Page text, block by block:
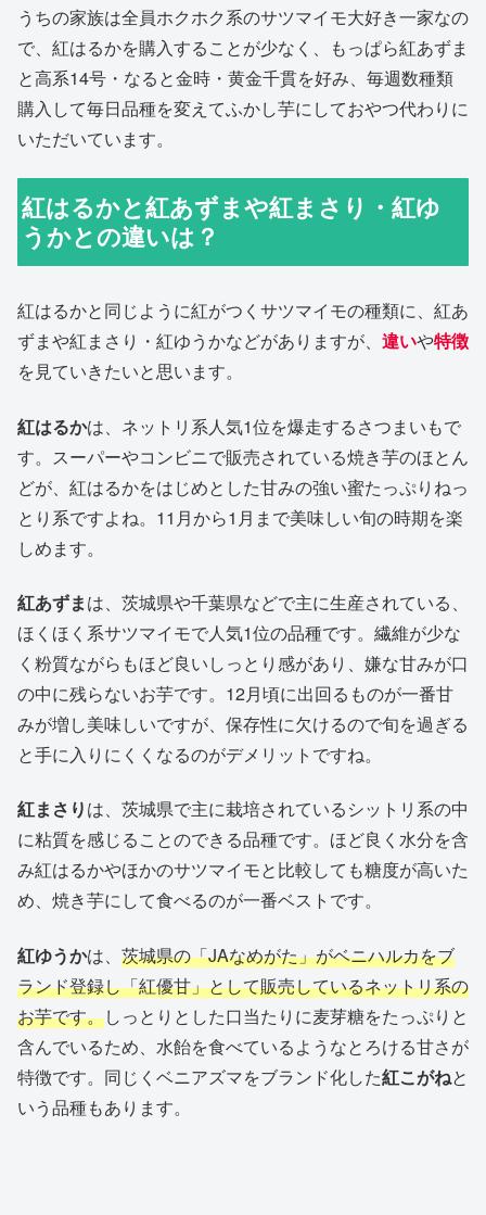
うちの家族は全員ホクホク系のサツマイモ大好き一家なの
で、紅はるかを購入することが少なく、もっぱら紅あずま
と高系14号・なると金時・黄金千貫を好み、毎週数種類
購入して毎日品種を変えてふかし芋にしておやつ代わりに
いただいています。
紅はるかと紅あずまや紅まさり・紅ゆ
うかとの違いは？
紅はるかと同じように紅がつくサツマイモの種類に、紅あ
ずまや紅まさり・紅ゆうかなどがありますが、 違いや特徴
を見ていきたいと思います。
紅はるかは、ネットリ系人気1位を爆走するさつまいもで
す。スーパーやコンビニで販売されている焼き芋のほとん
どが、紅はるかをはじめとした甘みの強い蜜たっぷりねっ
とり系ですよね。11月から1月まで美味しい旬の時期を楽
しめます。
紅あずまは、茨城県や千葉県などで主に生産されている、
ほくほく系サツマイモで人気1位の品種です。繊維が少な
く粉質ながらもほど良いしっとり感があり、嫌な甘みが口
の中に残らないお芋です。12月頃に出回るものが一番甘
みが増し美味しいですが、保存性に欠けるので旬を過ぎる
と手に入りにくくなるのがデメリットですね。
紅まさりは、茨城県で主に栽培されているシットリ系の中
に粘質を感じることのできる品種です。ほど良く水分を含
み紅はるかやほかのサツマイモと比較しても糖度が高いた
め、焼き芋にして食べるのが一番ベストです。
紅ゆうかは、 茨城県の「JAなめがた」がベニハルカをブ
ランド登録し「紅優甘」として販売しているネットリ系の
お芋です。しっとりとした口当たりに麦芽糖をたっぷりと
含んでいるため、水飴を食べているようなとろける甘さが
特徴です。同じくベニアズマをブランド化した紅こがねと
いう品種もあります。